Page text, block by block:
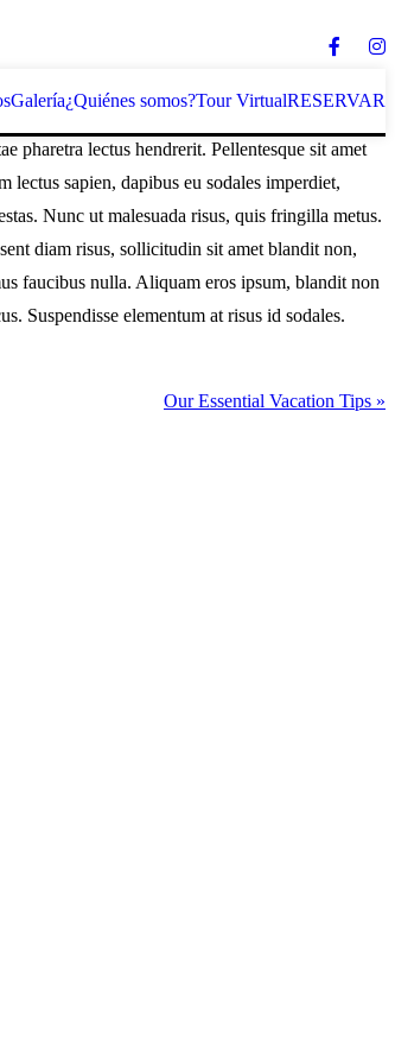
Galería¿Quiénes somos?Tour VirtualRESERVAR
pharetra lectus hendrerit. Pellentesque sit amet
sapien, dapibus eu sodales imperdiet,
Nunc ut malesuada risus, quis fringilla metus.
diam risus, sollicitudin sit amet blandit non,
faucibus nulla. Aliquam eros ipsum, blandit non
Suspendisse elementum at risus id sodales.
Our Essential Vacation Tips »